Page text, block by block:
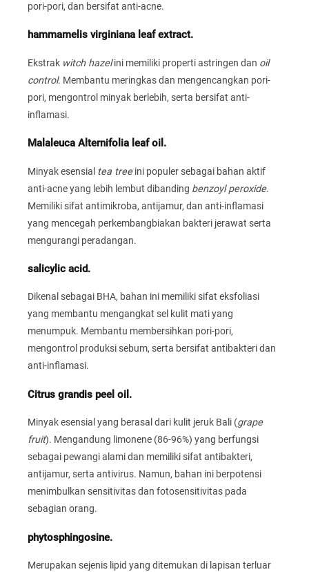
pori-pori, dan bersifat anti-acne.
hammamelis virginiana leaf extract.
Ekstrak witch hazelini memiliki properti astringen dan oil
control. Membantu meringkas dan mengencangkan pori-
pori, mengontrol minyak berlebih, serta bersifat anti-
inflamasi.
Malaleuca Alternifolia leaf oil.
Minyak esensial tea treeini populer sebagai bahan aktif
anti-acne yang lebih lembut dibanding benzoyl peroxide.
Memiliki sifat antimikroba, antijamur, dan anti-inflamasi
yang mencegah perkembangbiakan bakteri jerawat serta
mengurangi peradangan.
salicylic acid.
Dikenal sebagai BHA, bahan ini memiliki sifat eksfoliasi
yang membantu mengangkat sel kulit mati yang
menumpuk. Membantu membersihkan pori-pori,
mengontrol produksi sebum, serta bersifat antibakteri dan
anti-inflamasi.
Citrus grandis peel oil.
Minyak esensial yang berasal dari kulit jeruk Bali (grape
fruit). Mengandung limonene (86-96%) yang berfungsi
sebagai pewangi alami dan memiliki sifat antibakteri,
antijamur, serta antivirus. Namun, bahan ini berpotensi
menimbulkan sensitivitas dan fotosensitivitas pada
sebagian orang.
phytosphingosine.
Merupakan sejenis lipid yang ditemukan di lapisan terluar